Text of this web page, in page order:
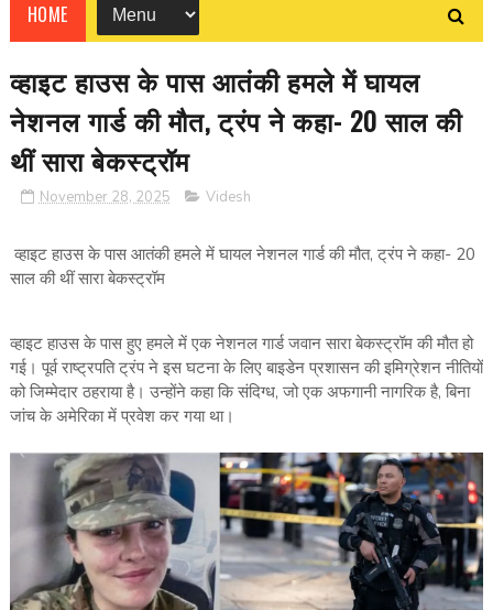
HOME
व्हाइट हाउस के पास आतंकी हमले में घायल
नेशनल गार्ड की मौत, ट्रंप ने कहा- 20 साल की
थीं सारा बेकस्ट्रॉम
November 28, 2025 Videsh
व्हाइट हाउस के पास आतंकी हमले में घायल नेशनल गार्ड की मौत, ट्रंप ने कहा- 20
साल की थीं सारा बेकस्ट्रॉम
व्हाइट हाउस के पास हुए हमले में एक नेशनल गार्ड जवान सारा बेकस्ट्रॉम की मौत हो
गई। पूर्व राष्ट्रपति ट्रंप ने इस घटना के लिए बाइडेन प्रशासन की इमिग्रेशन नीतियों
को जिम्मेदार ठहराया है। उन्होंने कहा कि संदिग्ध, जो एक अफगानी नागरिक है, बिना
जांच के अमेरिका में प्रवेश कर गया था।